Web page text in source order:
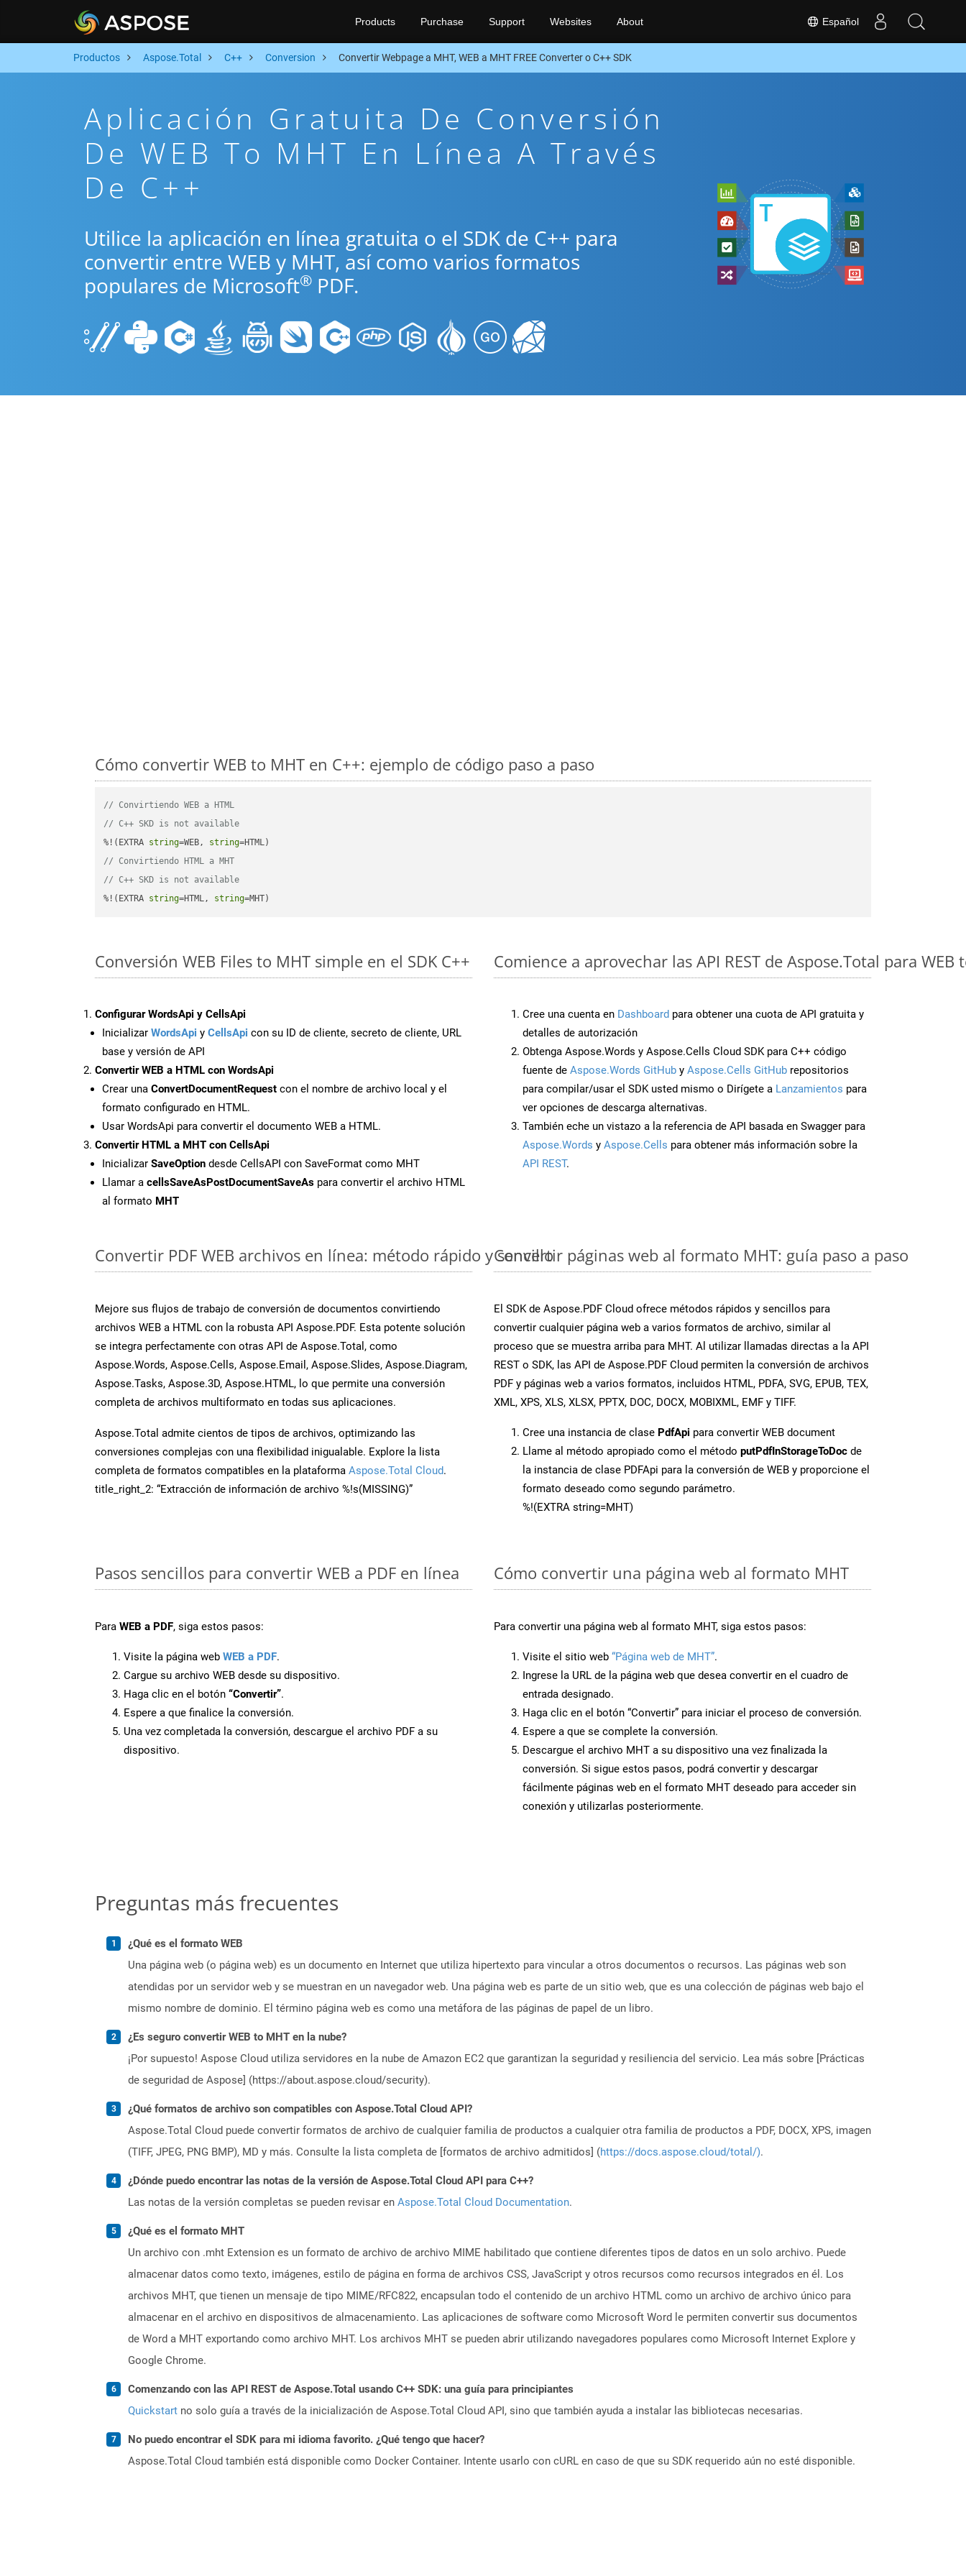
Español
Products Purchase Support Websites About
Productos Aspose.Total C++ Conversion Convertir Webpage a MHT, WEB a MHT FREE Converter o C++ SDK
Aplicación Gratuita De Conversión
De WEB To MHT En Línea A Través
De C++
Utilice la aplicación en línea gratuita o el SDK de C++ para
convertir entre WEB y MHT, así como varios formatos
populares de Microsoft® PDF.
Cómo convertir WEB to MHT en C++: ejemplo de código paso a paso
// Convirtiendo WEB a HTML
// C++ SKD is not available
%!(EXTRA string=WEB, string
// Convirtiendo HTML a MHT
// C++ SKD is not available
%!(EXTRA string=HTML, string=MHT)
Conversión WEB Files to MHT simple en el SDK C++
Configurar WordsApi y CellsApi
Inicializar WordsApi y CellsApi con su ID de cliente, secreto de cliente, URL
base y versión de API
Convertir WEB a HTML con WordsApi
Crear una ConvertDocumentRequest con el nombre de archivo local y el
formato configurado en HTML.
Usar WordsApi para convertir el documento WEB a HTML.
Convertir HTML a MHT con CellsApi
Inicializar SaveOption desde CellsAPI con SaveFormat como MHT
Llamar a cellsSaveAsPostDocumentSaveAs para convertir el archivo HTML
al formato MHT
Comience a aprovechar las API REST de Aspose.Total para WEB
Cree una cuenta en Dashboard para obtener una cuota de API gratuita y
detalles de autorización
Obtenga Aspose.Words y Aspose.Cells Cloud SDK para C++ código
fuente de Aspose.Words GitHub y Aspose.Cells GitHub repositorios
para compilar/usar el SDK usted mismo o Dirígete a Lanzamientos para
ver opciones de descarga alternativas.
También eche un vistazo a la referencia de API basada en Swagger para
Aspose.Words y Aspose.Cells para obtener más información sobre la
API REST.
Convertir PDF WEB archivos en línea: método rápido y sencillo
Mejore sus flujos de trabajo de conversión de documentos convirtiendo
archivos WEB a HTML con la robusta API Aspose.PDF. Esta potente solución
se integra perfectamente con otras API de Aspose.Total, como
Aspose.Words, Aspose.Cells, Aspose.Email, Aspose.Slides, Aspose.Diagram,
Aspose.Tasks, Aspose.3D, Aspose.HTML, lo que permite una conversión
completa de archivos multiformato en todas sus aplicaciones.
Aspose.Total admite cientos de tipos de archivos, optimizando las
conversiones complejas con una flexibilidad inigualable. Explore la lista
completa de formatos compatibles en la plataforma Aspose.Total Cloud.
title_right_2: “Extracción de información de archivo %!s(MISSING)”
Convertir páginas web al formato MHT: guía paso a paso
El SDK de Aspose.PDF Cloud ofrece métodos rápidos y sencillos para
convertir cualquier página web a varios formatos de archivo, similar al
proceso que se muestra arriba para MHT. Al utilizar llamadas directas a la API
REST o SDK, las API de Aspose.PDF Cloud permiten la conversión de archivos
PDF y páginas web a varios formatos, incluidos HTML, PDFA, SVG, EPUB, TEX,
XML, XPS, XLS, XLSX, PPTX, DOC, DOCX, MOBIXML, EMF y TIFF.
Cree una instancia de clase PdfApi para convertir WEB document
Llame al método apropiado como el método putPdfInStorageToDoc de
la instancia de clase PDFApi para la conversión de WEB y proporcione el
formato deseado como segundo parámetro.
%!(EXTRA string=MHT)
Pasos sencillos para convertir WEB a PDF en línea
Para WEB a PDF, siga estos pasos:
Visite la página web WEB a PDF.
Cargue su archivo WEB desde su dispositivo.
Haga clic en el botón “Convertir”.
Espere a que finalice la conversión.
Una vez completada la conversión, descargue el archivo PDF a su
dispositivo.
Cómo convertir una página web al formato MHT
Para convertir una página web al formato MHT, siga estos pasos:
Visite el sitio web “Página web de MHT”.
Ingrese la URL de la página web que desea convertir en el cuadro de
entrada designado.
Haga clic en el botón “Convertir” para iniciar el proceso de conversión.
Espere a que se complete la conversión.
Descargue el archivo MHT a su dispositivo una vez finalizada la
conversión. Si sigue estos pasos, podrá convertir y descargar
fácilmente páginas web en el formato MHT deseado para acceder sin
conexión y utilizarlas posteriormente.
Preguntas más frecuentes
¿Qué es el formato WEB
Una página web (o página web) es un documento en Internet que utiliza hipertexto para vincular a otros documentos o recursos. Las páginas web son
atendidas por un servidor web y se muestran en un navegador web. Una página web es parte de un sitio web, que es una colección de páginas web bajo el
mismo nombre de dominio. El término página web es como una metáfora de las páginas de papel de un libro.
¿Es seguro convertir WEB to MHT en la nube?
¡Por supuesto! Aspose Cloud utiliza servidores en la nube de Amazon EC2 que garantizan la seguridad y resiliencia del servicio. Lea más sobre [Prácticas
de seguridad de Aspose] (https://about.aspose.cloud/security).
¿Qué formatos de archivo son compatibles con Aspose.Total Cloud API?
Aspose.Total Cloud puede convertir formatos de archivo de cualquier familia de productos a cualquier otra familia de productos a PDF, DOCX, XPS, imagen
(TIFF, JPEG, PNG BMP), MD y más. Consulte la lista completa de [formatos de archivo admitidos] (https://docs.aspose.cloud/total/).
¿Dónde puedo encontrar las notas de la versión de Aspose.Total Cloud API para C++?
Las notas de la versión completas se pueden revisar en Aspose.Total Cloud Documentation.
¿Qué es el formato MHT
Un archivo con .mht Extension es un formato de archivo de archivo MIME habilitado que contiene diferentes tipos de datos en un solo archivo. Puede
almacenar datos como texto, imágenes, estilo de página en forma de archivos CSS, JavaScript y otros recursos como recursos integrados en él. Los
archivos MHT, que tienen un mensaje de tipo MIME/RFC822, encapsulan todo el contenido de un archivo HTML como un archivo de archivo único para
almacenar en el archivo en dispositivos de almacenamiento. Las aplicaciones de software como Microsoft Word le permiten convertir sus documentos
de Word a MHT exportando como archivo MHT. Los archivos MHT se pueden abrir utilizando navegadores populares como Microsoft Internet Explore y
Google Chrome.
Comenzando con las API REST de Aspose.Total usando C++ SDK: una guía para principiantes
Quickstart no solo guía a través de la inicialización de Aspose.Total Cloud API, sino que también ayuda a instalar las bibliotecas necesarias.
No puedo encontrar el SDK para mi idioma favorito. ¿Qué tengo que hacer?
Aspose.Total Cloud también está disponible como Docker Container. Intente usarlo con cURL en caso de que su SDK requerido aún no esté disponible.